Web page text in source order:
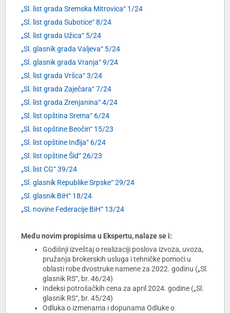
„Sl. list grada Sremska Mitrovica“ 1/24
„Sl. list grada Subotice“ 8/24
„Sl. list grada Užica“ 5/24
„Sl. glasnik grada Valjeva“ 5/24
„Sl. glasnik grada Vranja“ 9/24
„Sl. list grada Vršca“ 3/24
„Sl. list grada Zaječara“ 7/24
„Sl. list grada Zrenjanina“ 4/24
„Sl. list opština Srema“ 6/24
„Sl. list opštine Beočin“ 15/23
„Sl. list opštine Inđija“ 6/24
„Sl. list opštine Šid“ 26/23
„Sl. list CG“ 39/24
„Sl. glasnik Republike Srpske“ 29/24
„Sl. glasnik BiH“ 18/24
„Sl. novine Federacije BiH“ 13/24
Među novim propisima u Ekspertu, nalaze se i:
Godišnji izveštaj o realizaciji poslova izvoza, uvoza,
pružanja brokerskih usluga i tehničke pomoći u
oblasti robe dvostruke namene za 2022. godinu („Sl.
glasnik RS“, br. 46/24)
Indeksi potrošačkih cena za april 2024. godine („Sl.
glasnik RS“, br. 45/24)
Odluka o izmenama i dopunama Odluke o